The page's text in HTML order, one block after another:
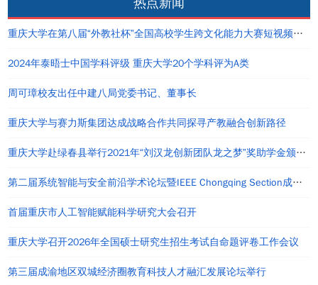
重庆大学在第八届“外教社杯”全国高校学生跨文化能力大赛短视频大赛中荣获佳绩
2024年泰晤士中国学科评级 重庆大学20个学科评为A类
周可璋校友出任中建八局党委书记、董事长
重庆大学与赛力斯集团达成战略合作共同探寻产教融合创新路径
重庆大学赴绿春县举行2021年“刘汉龙创新团队龙之梦”奖助学金颁发仪式
第二届系统智能与安全前沿学术论坛暨IEEE Chongqing Section成立仪式在重庆举办
首届重庆市人工智能赋能科学研究大会召开
重庆大学召开2026年全国硕士研究生招生考试自命题评卷工作会议
第三届成渝地区双城经济圈教育科技人才融汇发展论坛举行